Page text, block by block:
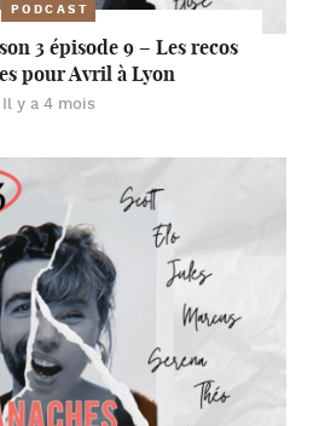
PODCAST
3 épisode 9 – Les recos
pour Avril à Lyon
Il y a 4 mois